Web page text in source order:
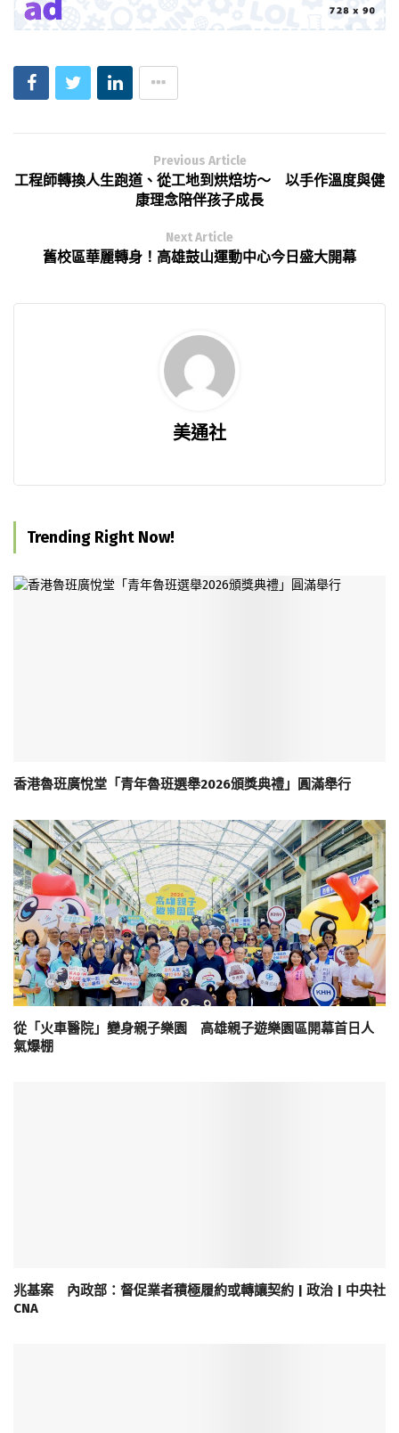
Previous Article
工程師轉換人生跑道、從工地到烘焙坊～ 以手作溫度與健
康理念陪伴孩子成長
Next Article
舊校區華麗轉身！高雄鼓山運動中心今日盛大開幕
美通社
Trending Right Now!
香港魯班廣悅堂「青年魯班選舉2026頒獎典禮」圓滿舉行
從「火車醫院」變身親子樂園 高雄親子遊樂園區開幕首日人
氣爆棚
兆基案 內政部：督促業者積極履約或轉讓契約 | 政治 | 中央社
CNA